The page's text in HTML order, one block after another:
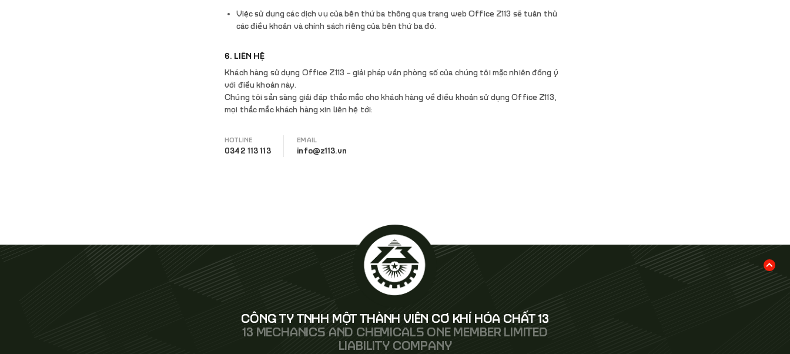
Việc sử dụng các dịch vụ của bên thứ ba thông qua trang web Office Z113 sẽ tuân thủ
các điều khoản và chính sách riêng của bên thứ ba đó.
6. LIÊN HỆ
Khách hàng sử dụng Office Z113 – giải pháp văn phòng số của chúng tôi mặc nhiên đồng ý
với điều khoản này.
Chúng tôi sẵn sàng giải đáp thắc mắc cho khách hàng về điều khoản sử dụng Office Z113,
mọi thắc mắc khách hàng xin liên hệ tới:
HOTLINE
0342 113 113
EMAIL
info@z113.vn
CÔNG TY TNHH MỘT THÀNH VIÊN CƠ KHÍ HÓA CHẤT 13
13 MECHANICS AND CHEMICALS ONE MEMBER LIMITED
LIABILITY COMPANY